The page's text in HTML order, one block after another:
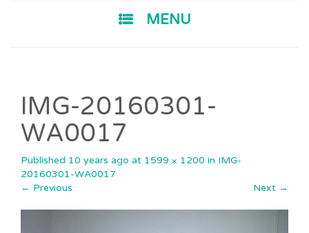
MENU
IMG-20160301-
WA0017
Published 10 years ago at 1599 × 1200 in IMG-
20160301-WA0017
← Previous Next →